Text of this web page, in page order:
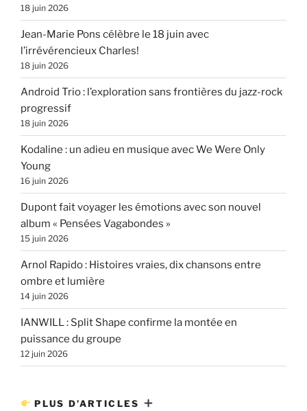
18 juin 2026
Jean-Marie Pons célèbre le 18 juin avec
l’irrévérencieux Charles!
18 juin 2026
Android Trio : l’exploration sans frontières du jazz-rock
progressif
18 juin 2026
Kodaline : un adieu en musique avec We Were Only
Young
16 juin 2026
Dupont fait voyager les émotions avec son nouvel
album « Pensées Vagabondes »
15 juin 2026
Arnol Rapido : Histoires vraies, dix chansons entre
ombre et lumière
14 juin 2026
IANWILL : Split Shape confirme la montée en
puissance du groupe
12 juin 2026
PLUS D’ARTICLES